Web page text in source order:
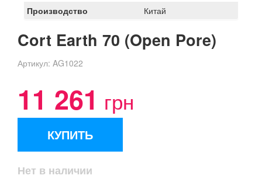
Производство
Китай
Cort Earth 70 (Open Pore)
Артикул: AG1022
11 261 грн
КУПИТЬ
Нет в наличии